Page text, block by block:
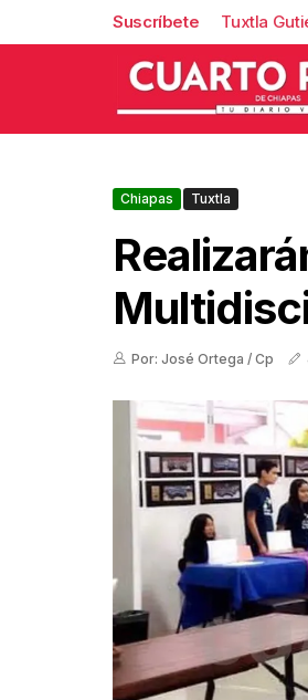
Suscríbete Tuxtla
Chiapas Tuxtla
Por: José Ortega / Cp